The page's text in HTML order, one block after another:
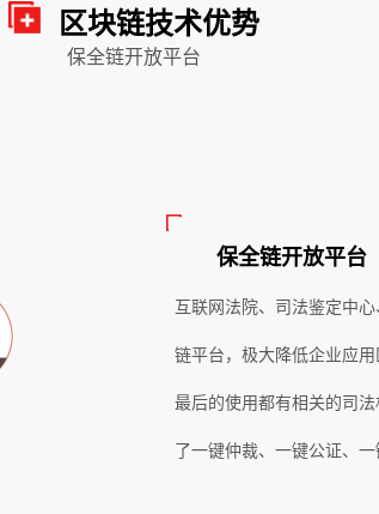
区块链技术优势
保全链开放平台
保全链开放平台
互联网法院、司法鉴定中
链平台，极大降低企业应
最后的使用都有相关的司
了一键仲裁、一键公证、一